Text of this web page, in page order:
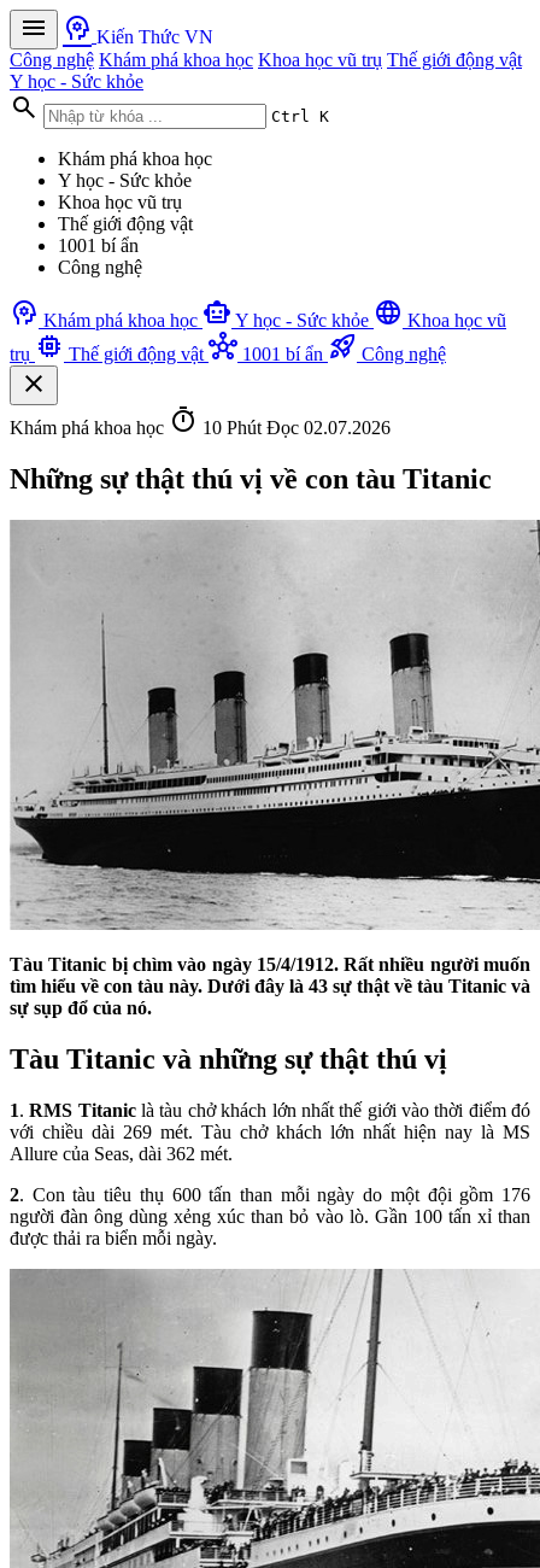
menu psychology Kiến Thức VN
Công nghệ Khám phá khoa học Khoa học vũ trụ Thế giới động vật
Y học - Sức khỏe
search Ctrl K
Khám phá khoa học
Y học - Sức khỏe
Khoa học vũ trụ
Thế giới động vật
1001 bí ẩn
Công nghệ
psychology Khám phá khoa học smart_toy Y học - Sức khỏe language Khoa học vũ
trụ memory Thế giới động vật hub 1001 bí ẩn rocket_launch Công nghệ
close
Khám phá khoa học timer 10 Phút Đọc 02.07.2026
Những sự thật thú vị về con tàu Titanic
Tàu Titanic bị chìm vào ngày 15/4/1912. Rất nhiều người muốn
tìm hiểu về con tàu này. Dưới đây là 43 sự thật về tàu Titanic và
sự sụp đổ của nó.
Tàu Titanic và những sự thật thú vị
1.RMS Titaniclà tàu chở khách lớn nhất thế giới vào thời điểm đó
với chiều dài 269 mét. Tàu chở khách lớn nhất hiện nay là MS
Allure của Seas, dài 362 mét.
2. Con tàu tiêu thụ 600 tấn than mỗi ngày do một đội gồm 176
người đàn ông dùng xẻng xúc than bỏ vào lò. Gần 100 tấn xỉ than
được thải ra biển mỗi ngày.